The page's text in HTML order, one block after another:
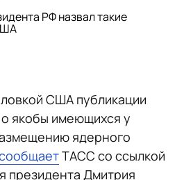
РФ назвал такие
США публикации
якобы имеющихся у
ядерного
ТАСС со ссылкой
президента Дмитрия